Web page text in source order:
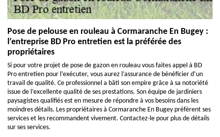
Pose de pelouse en rouleau à Cormaranche En Bugey :
l’entreprise BD Pro entretien est la préférée des
propriétaires
Si pour votre projet de pose de gazon en rouleau vous faites appel à BD
Pro entretien pour l’exécuter, vous aurez l’assurance de bénéficier d’un
travail de qualité. Ce professionnel a bâti son empire grâce à sa notoriété
issue de l’excellente qualité de ses prestations. Son équipe de jardiniers
paysagistes qualifiés est en mesure de répondre à vos besoins dans les
moindres détails. Les propriétaires à Cormaranche En Bugey préfèrent ses
services et les recommandent vivement. Contactez-le pour plus de détails
sur ses services.